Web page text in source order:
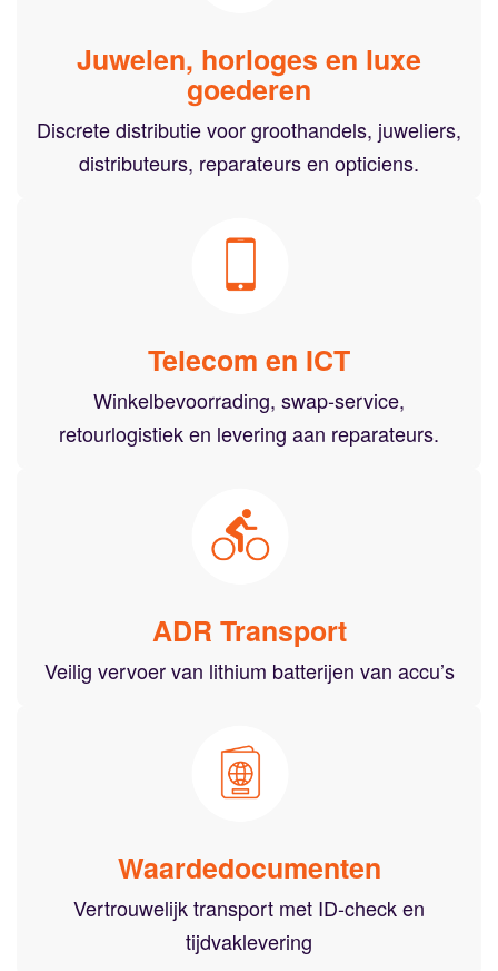
Juwelen, horloges en luxe
goederen
Discrete distributie voor groothandels, juweliers,
distributeurs, reparateurs en opticiens.
Telecom en ICT
Winkelbevoorrading, swap-service,
retourlogistiek en levering aan reparateurs.
ADR Transport
Veilig vervoer van lithium batterijen van accu’s
Waardedocumenten
Vertrouwelijk transport met ID-check en
tijdvaklevering